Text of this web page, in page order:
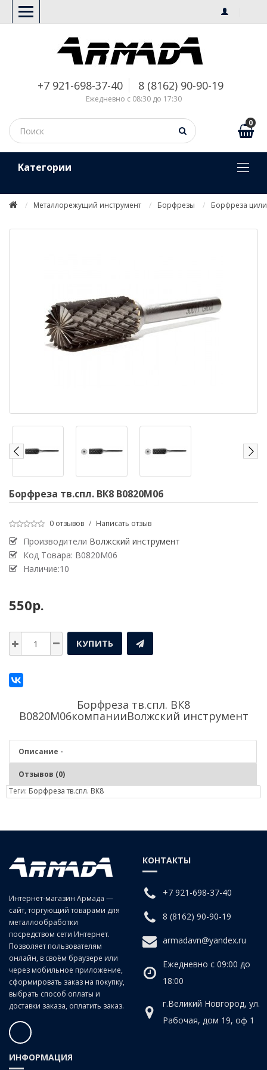
+7 921-698-37-40 8 (8162) 90-90-19
Ежедневно с 08:30 до 17:30
0
Kатегории
Металлорежущий инструмент Борфрезы Борфреза
Борфреза тв.спл. ВК8 В0820М06
0 отзывов / Написать отзыв
Производители Волжский инструмент
Код Товара: В0820М06
Наличие:10
550р.
КУПИТЬ
Борфреза тв.спл. ВК8
В0820М06компанииВолжский инструмент
Описание -
Отзывов (0)
Теги: Борфреза тв.спл. ВК8
Интернет-магазин Армада —
сайт, торгующий товарами для
металлообработки
посредством сети Интернет.
Позволяет пользователям
онлайн, в своём браузере или
через мобильное приложение,
сформировать заказ на покупку,
выбрать способ оплаты и
доставки заказа, оплатить заказ.
КОНТАКТЫ
+7 921-698-37-40
8 (8162) 90-90-19
armadavn@yandex.ru
Ежедневно с 09:00 до
18:00
г.Великий Новгород, ул.
Рабочая, дом 19, оф 1
ИНФОРМАЦИЯ